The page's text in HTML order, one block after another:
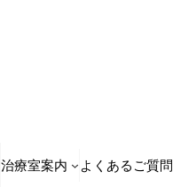
治療室案内 よくあるご質問